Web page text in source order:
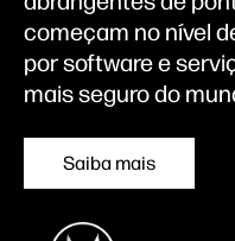
começam no nível
por software e
mais seguro do
Saiba mais